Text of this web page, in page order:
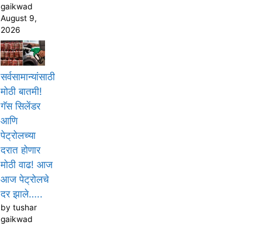
gaikwad
August 9,
2026
सर्वसामान्यांसाठी
मोठी बातमी!
गॅस सिलेंडर
आणि
पेट्रोलच्या
दरात होणार
मोठी वाढ! आज
आज पेट्रोलचे
दर झाले…..
by tushar
gaikwad